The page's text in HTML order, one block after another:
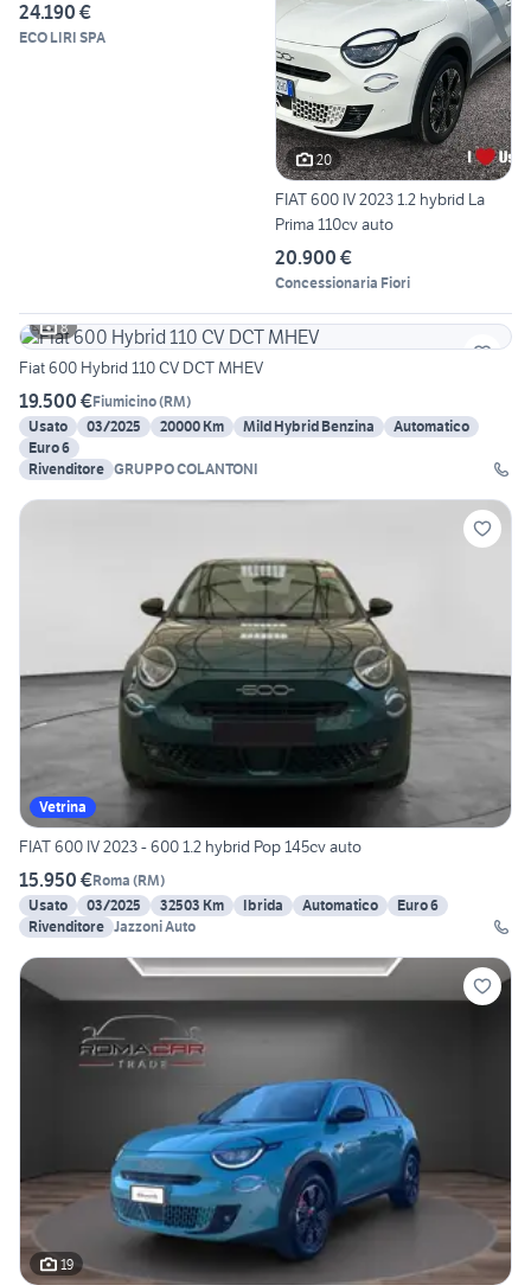
24.190 €
ECO LIRI SPA
20
FIAT 600 IV 2023 1.2 hybrid La
Prima 110cv auto
20.900 €
Concessionaria Fiori
8
Fiat 600 Hybrid 110 CV DCT MHEV
19.500 €Fiumicino(RM)
Usato
03/2025 20000 Km Mild Hybrid Benzina
Automatico
Euro 6
Rivenditore GRUPPO COLANTONI
Vetrina
FIAT 600 IV 2023 - 600 1.2 hybrid Pop 145cv auto
15.950 €Roma (RM)
Usato
03/2025 32503 Km Ibrida Automatico
Euro 6
Rivenditore Jazzoni Auto
19